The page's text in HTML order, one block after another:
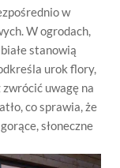
w
W ogrodach,
stanowią
urok flory,
uwagę na
co sprawia, że
słoneczne